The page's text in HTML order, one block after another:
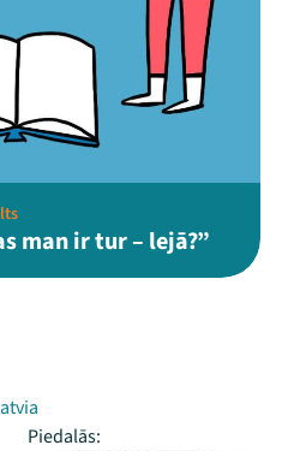
man ir tur – lejā?”
Piedalās: